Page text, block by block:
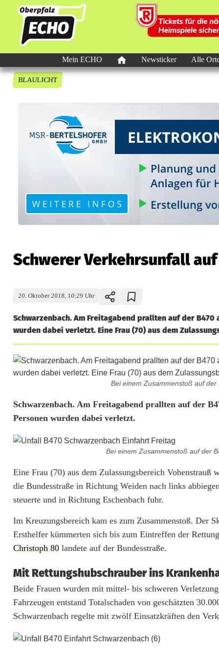
Mein ECHO Newsticker Alle
BLAULICHT
Schwerer Verkehrsunfall
20. Oktober 2018, 10:29 Uhr
Schwarzenbach. Am Freitagabend prallten auf der
wurden dabei verletzt. Eine Frau (70) aus dem
Bei einem Zusammenstoß auf
S
c
h
e
r
e
r
V
e
r
k
Schwarzenbach. Am Freitagabend prallten auf der
Personen wurden dabei verletzt.
Bei einem Zusammenstoß auf der
Eine Frau (70) aus dem Zulassungsbereich
die Bundesstraße in Richtung Weiden nach links
steuerte und in Richtung Eschenbach fuhr.
Im Kreuzungsbereich kam es zum Zusammenstoß. Der
Ersthelfer kümmerten sich bis zum Eintreffen der
Christoph 80 landete auf der Bundesstraße.
Mit Rettungshubschrauber ins
Beide Frauen wurden mit mittel- bis schweren
Fahrzeugen entstand Totalschaden von geschätzten
Schwarzenbach regelte mit zwölf Einsatzkräften den